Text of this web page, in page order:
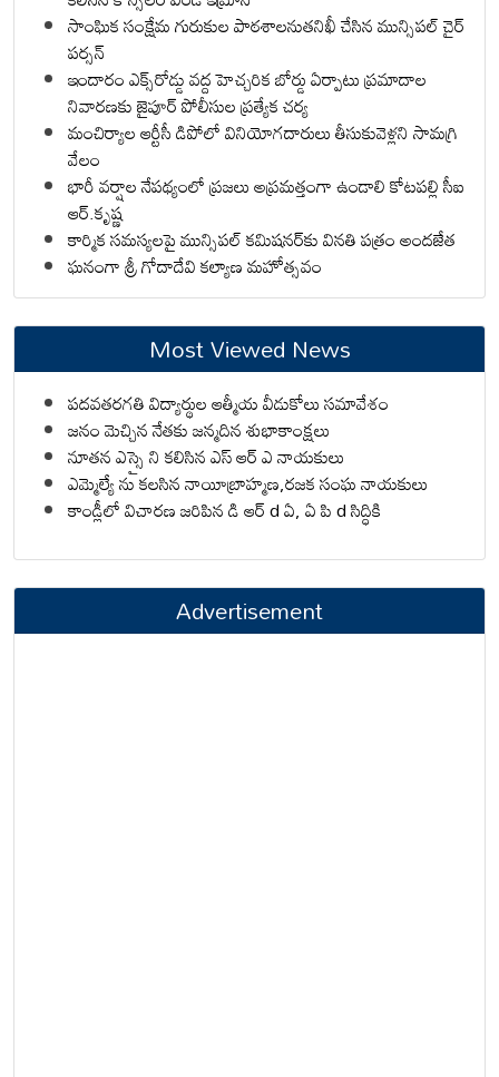
సాంఘిక సంక్షేమ గురుకుల పాఠశాలనుతనిఖీ చేసిన మున్సిపల్ చైర్
పర్సన్
ఇందారం ఎక్స్‌రోడ్డు వద్ద హెచ్చరిక బోర్డు ఏర్పాటు ప్రమాదాల
నివారణకు జైపూర్ పోలీసుల ప్రత్యేక చర్య
మంచిర్యాల ఆర్టీసీ డిపోలో వినియోగదారులు తీసుకువెళ్లని సామగ్రి
వేలం
భారీ వర్షాల నేపథ్యంలో ప్రజలు అప్రమత్తంగా ఉండాలి కోటపల్లి సీఐ
ఆర్.కృష్ణ
కార్మిక సమస్యలపై మున్సిపల్ కమిషనర్‌కు వినతి పత్రం అందజేత
ఘనంగా శ్రీ గోదాదేవి కల్యాణ మహోత్సవం
Most Viewed News
పదవతరగతి విద్యార్థుల ఆత్మీయ వీడుకోలు సమావేశం
జనం మెచ్చిన నేతకు జన్మదిన శుభాకాంక్షలు
నూతన ఎస్సై ని కలిసిన ఎస్ ఆర్ ఎ నాయకులు
ఎమ్మెల్యే ను కలసిన నాయీబ్రాహ్మణ,రజక సంఘ నాయకులు
కాండ్లీలో విచారణ జరిపిన డి ఆర్ d ఏ, ఏ పి d సిద్ధికి
Advertisement